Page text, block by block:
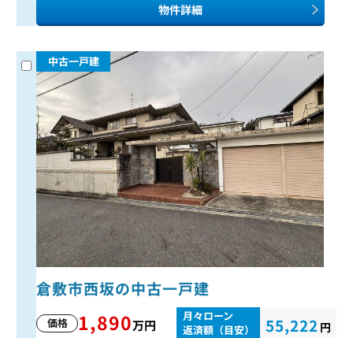
物件詳細
中古一戸建
倉敷市西坂の中古一戸建
価格 1,890万円
月々ローン
返済額（目安）
55,222 円